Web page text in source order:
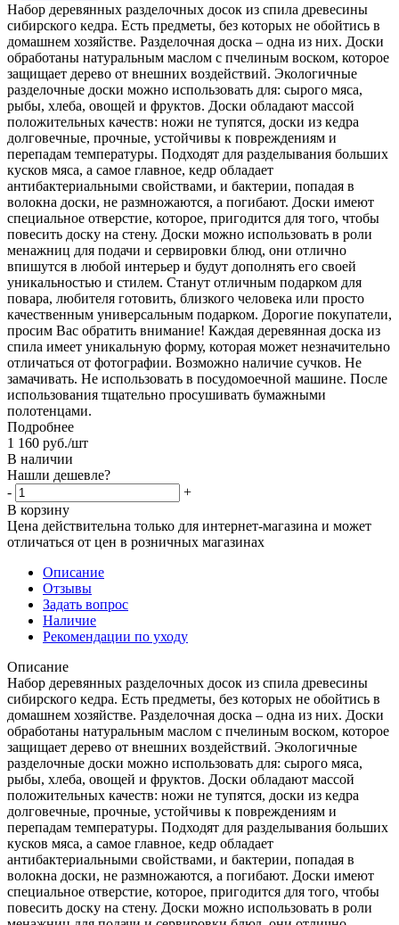
Набор деревянных разделочных досок из спила древесины
сибирского кедра. Есть предметы, без которых не обойтись в
домашнем хозяйстве. Разделочная доска – одна из них. Доски
обработаны натуральным маслом с пчелиным воском, которое
защищает дерево от внешних воздействий. Экологичные
разделочные доски можно использовать для: сырого мяса,
рыбы, хлеба, овощей и фруктов. Доски обладают массой
положительных качеств: ножи не тупятся, доски из кедра
долговечные, прочные, устойчивы к повреждениям и
перепадам температуры. Подходят для разделывания больших
кусков мяса, а самое главное, кедр обладает
антибактериальными свойствами, и бактерии, попадая в
волокна доски, не размножаются, а погибают. Доски имеют
специальное отверстие, которое, пригодится для того, чтобы
повесить доску на стену. Доски можно использовать в роли
менажниц для подачи и сервировки блюд, они отлично
впишутся в любой интерьер и будут дополнять его своей
уникальностью и стилем. Станут отличным подарком для
повара, любителя готовить, близкого человека или просто
качественным универсальным подарком. Дорогие покупатели,
просим Вас обратить внимание! Каждая деревянная доска из
спила имеет уникальную форму, которая может незначительно
отличаться от фотографии. Возможно наличие сучков. Не
замачивать. Не использовать в посудомоечной машине. После
использования тщательно просушивать бумажными
полотенцами.
Подробнее
1 160 руб./шт
В наличии
Нашли дешевле?
-
+
В корзину
Цена действительна только для интернет-магазина и может
отличаться от цен в розничных магазинах
Описание
Отзывы
Задать вопрос
Наличие
Рекомендации по уходу
Описание
Набор деревянных разделочных досок из спила древесины
сибирского кедра. Есть предметы, без которых не обойтись в
домашнем хозяйстве. Разделочная доска – одна из них. Доски
обработаны натуральным маслом с пчелиным воском, которое
защищает дерево от внешних воздействий. Экологичные
разделочные доски можно использовать для: сырого мяса,
рыбы, хлеба, овощей и фруктов. Доски обладают массой
положительных качеств: ножи не тупятся, доски из кедра
долговечные, прочные, устойчивы к повреждениям и
перепадам температуры. Подходят для разделывания больших
кусков мяса, а самое главное, кедр обладает
антибактериальными свойствами, и бактерии, попадая в
волокна доски, не размножаются, а погибают. Доски имеют
специальное отверстие, которое, пригодится для того, чтобы
повесить доску на стену. Доски можно использовать в роли